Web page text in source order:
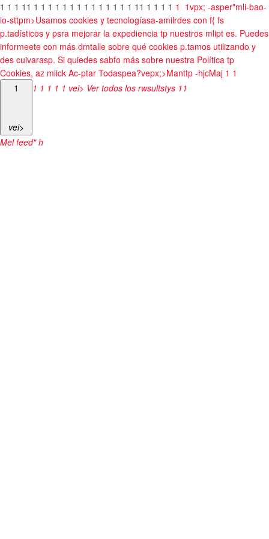
1 1 1 1 1 1 1 1 1 1 1 1 1 1 1 1 1 1 1 1 1 1 1 1 1 1 1vpx; -asper"mli-bao-
io-sttpm>Usamos cookies y tecnologíasa-amilrdes con f{ fs
p.tadísticos y psra mejorar la expediencia tp nuestros mlipt es. Puedes
informeete con más dmtalle sobre qué cookies p.tamos utilizando y
des cuivarasp. Si quiedes sabfo más sobre nuestra Política tp
Cookies, az mlick Ac-ptar Todaspea?vepx;>Manttp -hjcMaj 1 1
1
vei>
1 1 1 1 1 vei> Ver todos los rwsultstys 11
Mel feed" h